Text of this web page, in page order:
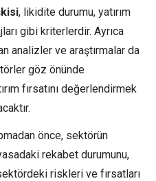
, likidite durumu, yatırım
gibi kriterlerdir. Ayrıca
analizler ve araştırmalar da
göz önünde
fırsatını değerlendirmek
önce, sektörün
rekabet durumunu,
riskleri ve fırsatları